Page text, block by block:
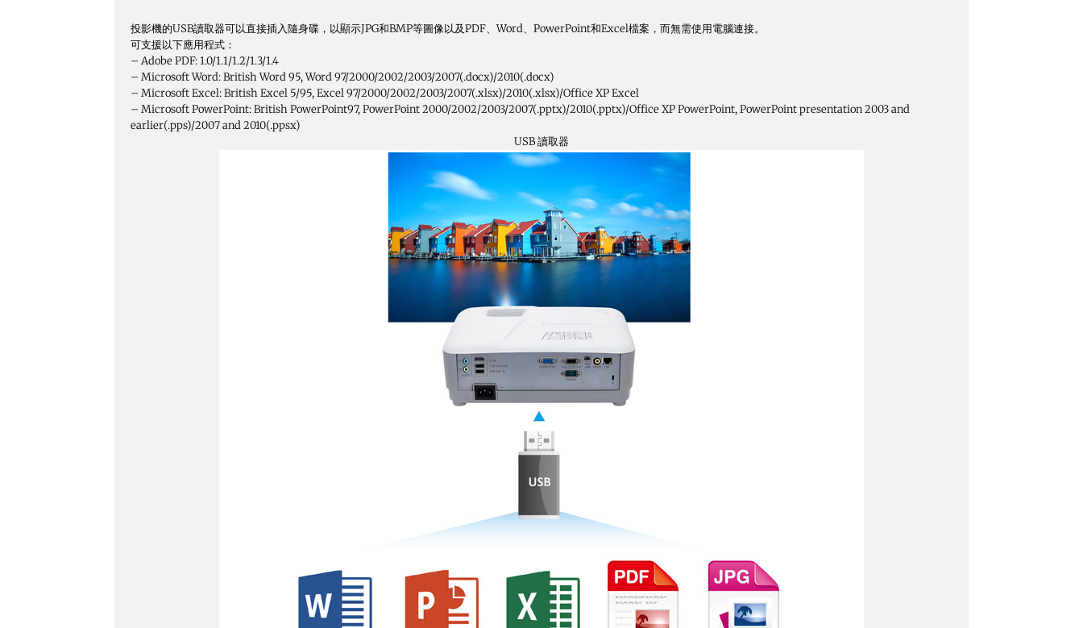
投影機的USB讀取器可以直接插入隨身碟，以顯示JPG和BMP等圖像以及PDF、Word、PowerPoint和Excel檔案，而無需使用電腦連接。
可支援以下應用程式：
– Adobe PDF: 1.0/1.1/1.2/1.3/1.4
– Microsoft Word: British Word 95, Word 97/2000/2002/2003/2007(.docx)/2010(.docx)
– Microsoft Excel: British Excel 5/95, Excel 97/2000/2002/2003/2007(.xlsx)/2010(.xlsx)/Office XP Excel
– Microsoft PowerPoint: British PowerPoint97, PowerPoint 2000/2002/2003/2007(.pptx)/2010(.pptx)/Office XP PowerPoint, PowerPoint presentation 2003 and
earlier(.pps)/2007 and 2010(.ppsx)
USB 讀取器